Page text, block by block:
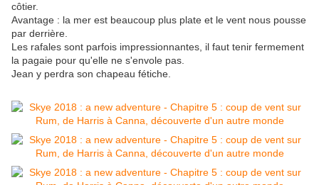
côtier.
Avantage : la mer est beaucoup plus plate et le vent nous pousse
par derrière.
Les rafales sont parfois impressionnantes, il faut tenir fermement
la pagaie pour qu'elle ne s'envole pas.
Jean y perdra son chapeau fétiche.